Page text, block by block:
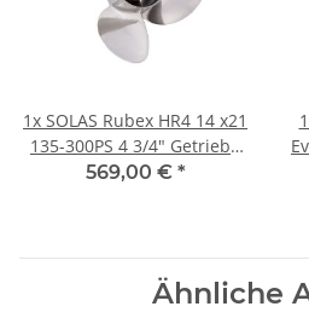
1x SOLAS Rubex HR4 14 x21
135-300PS 4 3/4" Getriebe
Edelstahl 4 Blatt
569,00 € *
Ähnliche